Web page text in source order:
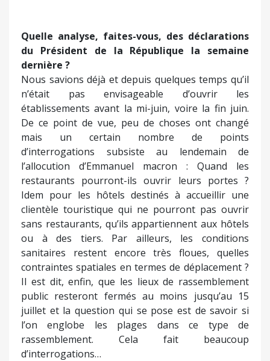
Quelle analyse, faites-vous, des déclarations
du Président de la République la semaine
dernière ?
Nous savions déjà et depuis quelques temps qu’il
n’était pas envisageable d’ouvrir les
établissements avant la mi-juin, voire la fin juin.
De ce point de vue, peu de choses ont changé
mais un certain nombre de points
d’interrogations subsiste au lendemain de
l’allocution d’Emmanuel macron : Quand les
restaurants pourront-ils ouvrir leurs portes ?
Idem pour les hôtels destinés à accueillir une
clientèle touristique qui ne pourront pas ouvrir
sans restaurants, qu’ils appartiennent aux hôtels
ou à des tiers. Par ailleurs, les conditions
sanitaires restent encore très floues, quelles
contraintes spatiales en termes de déplacement ?
Il est dit, enfin, que les lieux de rassemblement
public resteront fermés au moins jusqu’au 15
juillet et la question qui se pose est de savoir si
l’on englobe les plages dans ce type de
rassemblement. Cela fait beaucoup
d’interrogations…